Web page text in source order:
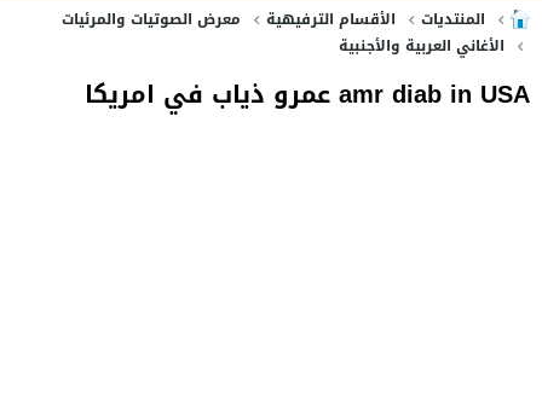
المنتديات الأقسام الترفيهية
معرض الصوتيات والمرئيات
الأغاني العربية والأجنبية
amr diab in USA عمرو ذياب في امريكا